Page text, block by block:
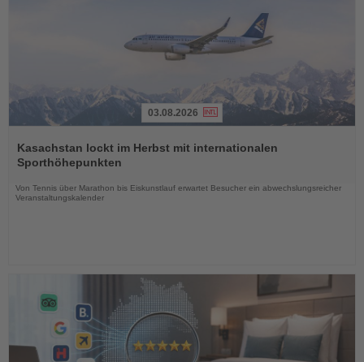
Sie
die
Nachrichten
03.08.2026
Kasachstan lockt im Herbst mit internationalen
Sporthöhepunkten
Von Tennis über Marathon bis Eiskunstlauf erwartet Besucher ein abwechslungsreicher
Veranstaltungskalender